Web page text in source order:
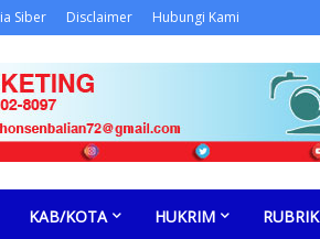
Siber Disclaimer Hubungi Kami
KAB/KOTA HUKRIM RUBRIK